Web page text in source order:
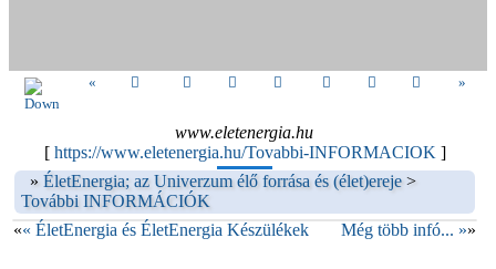
« »
www.eletenergia.hu
[ https://www.eletenergia.hu/Tovabbi-INFORMACIOK ]
» ÉletEnergia; az Univerzum élő forrása és (élet)ereje >
További INFORMÁCIÓK
«« ÉletEnergia és ÉletEnergia Készülékek Még több infó... »»